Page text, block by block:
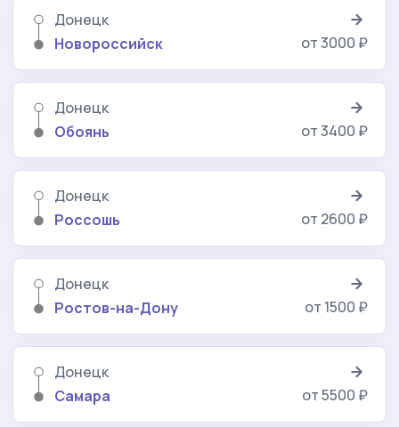
Донецк
Новороссийск
от 3000 ₽
Донецк
Обоянь
от 3400 ₽
Донецк
Россошь
от 2600 ₽
Донецк
Ростов-на-Дону
от 1500 ₽
Донецк
Самара
от 5500 ₽